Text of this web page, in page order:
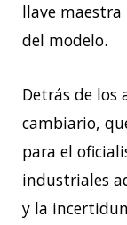
llave maestra
del modelo.
Detrás de los
cambiario,
para el
industriales
y la